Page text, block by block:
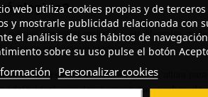
elegirlo?
pueden encontrar realizados en diferentes
hora de comprar un modelo.
adaptarsea diferentes rangos de altura para
ideal para los peques que acaban de
web utiliza cookies propias y de
y mostrarle publicidad relacionada con
el análisis de sus hábitos de
sobre su uso pulse el botón
Personalizar cookies